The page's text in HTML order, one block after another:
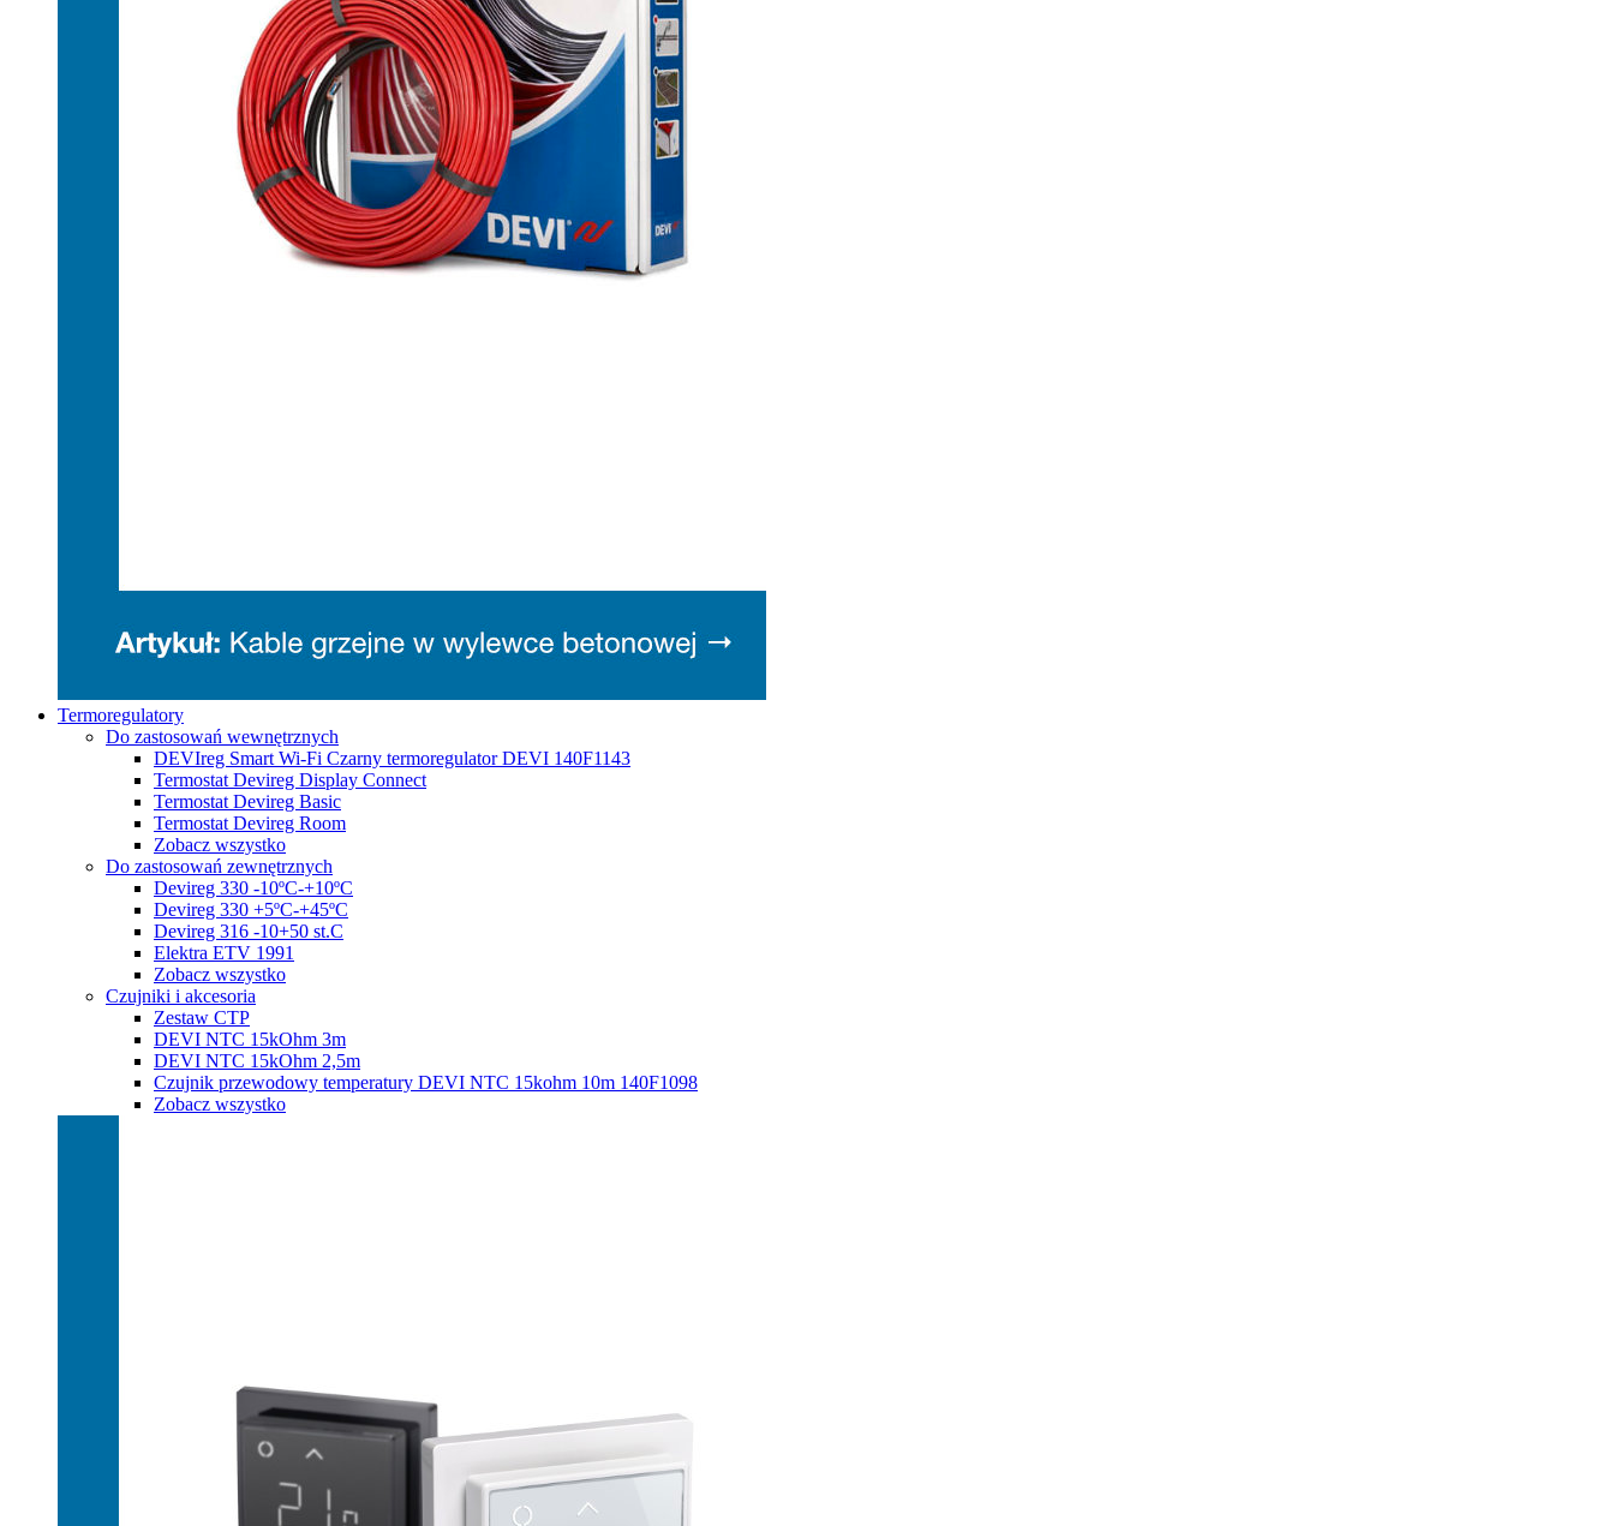
Termoregulatory
Do zastosowań wewnętrznych
DEVIreg Smart Wi-Fi Czarny termoregulator DEVI 140F1143
Termostat Devireg Display Connect
Termostat Devireg Basic
Termostat Devireg Room
Zobacz wszystko
Do zastosowań zewnętrznych
Devireg 330 -10ºC-+10ºC
Devireg 330 +5ºC-+45ºC
Devireg 316 -10+50 st.C
Elektra ETV 1991
Zobacz wszystko
Czujniki i akcesoria
Zestaw CTP
DEVI NTC 15kOhm 3m
DEVI NTC 15kOhm 2,5m
Czujnik przewodowy temperatury DEVI NTC 15kohm 10m 140F1098
Zobacz wszystko